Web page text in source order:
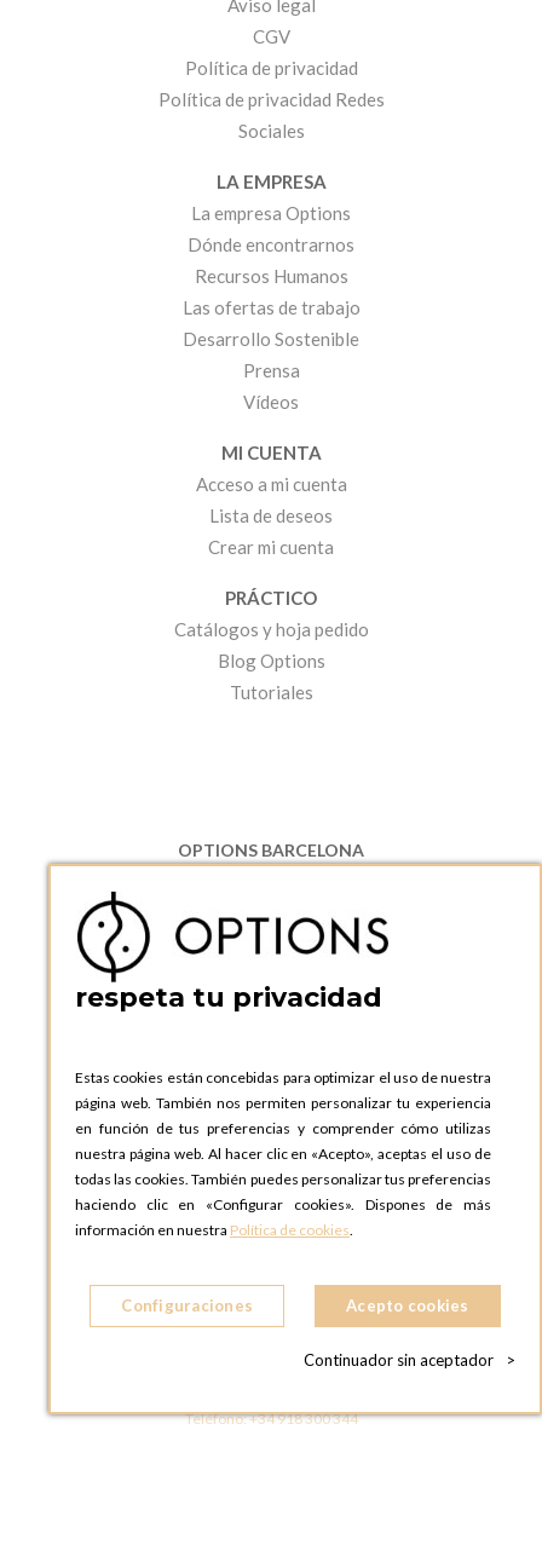
Aviso legal
CGV
Política de privacidad
Política de privacidad Redes
Sociales
LA EMPRESA
La empresa Options
Dónde encontrarnos
Recursos Humanos
Las ofertas de trabajo
Desarrollo Sostenible
Prensa
Vídeos
MI CUENTA
Acceso a mi cuenta
Lista de deseos
Crear mi cuenta
PRÁCTICO
Catálogos y hoja pedido
Blog Options
Tutoriales
OPTIONS BARCELONA
08130 Santa Perpetua de Moguda, Barcelona
ESPAñA
Teléfono:
+34 935 724 041
OPTIONS BARCELONA SHOWROOM
ESPAñA
Teléfono:+34 935 724 041
OPTIONS MADRID
C. Lucio Emilio Cándido, 6,
28803 Alcalá de Henares, Madrid
ESPAñA
OPTIONS MADRID SHOWROOM
28004 MADRID
Teléfono:+34 918 300 344
respeta tu privacidad
Estas cookies están concebidas para optimizar el uso de nuestra
página web. También nos permiten personalizar tu experiencia
en función de tus preferencias y comprender cómo utilizas
nuestra página web. Al hacer clic en «Acepto», aceptas el uso de
todas las cookies. También puedes personalizar tus preferencias
haciendo clic en «Configurar cookies». Dispones de más
información en nuestra Política de cookies.
Configuraciones Acepto cookies
Continuador sin aceptador >